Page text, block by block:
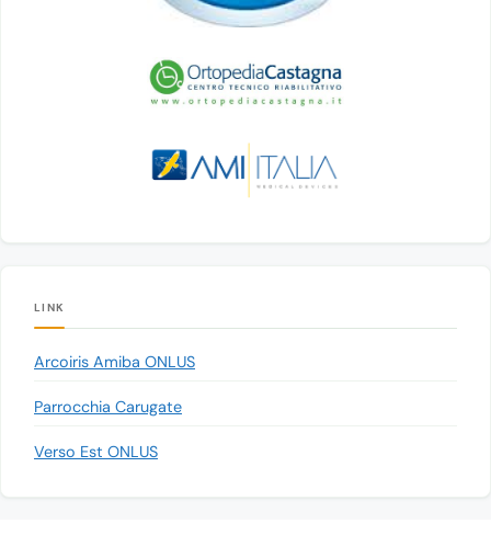
LINK
Arcoiris Amiba ONLUS
Parrocchia Carugate
Verso Est ONLUS